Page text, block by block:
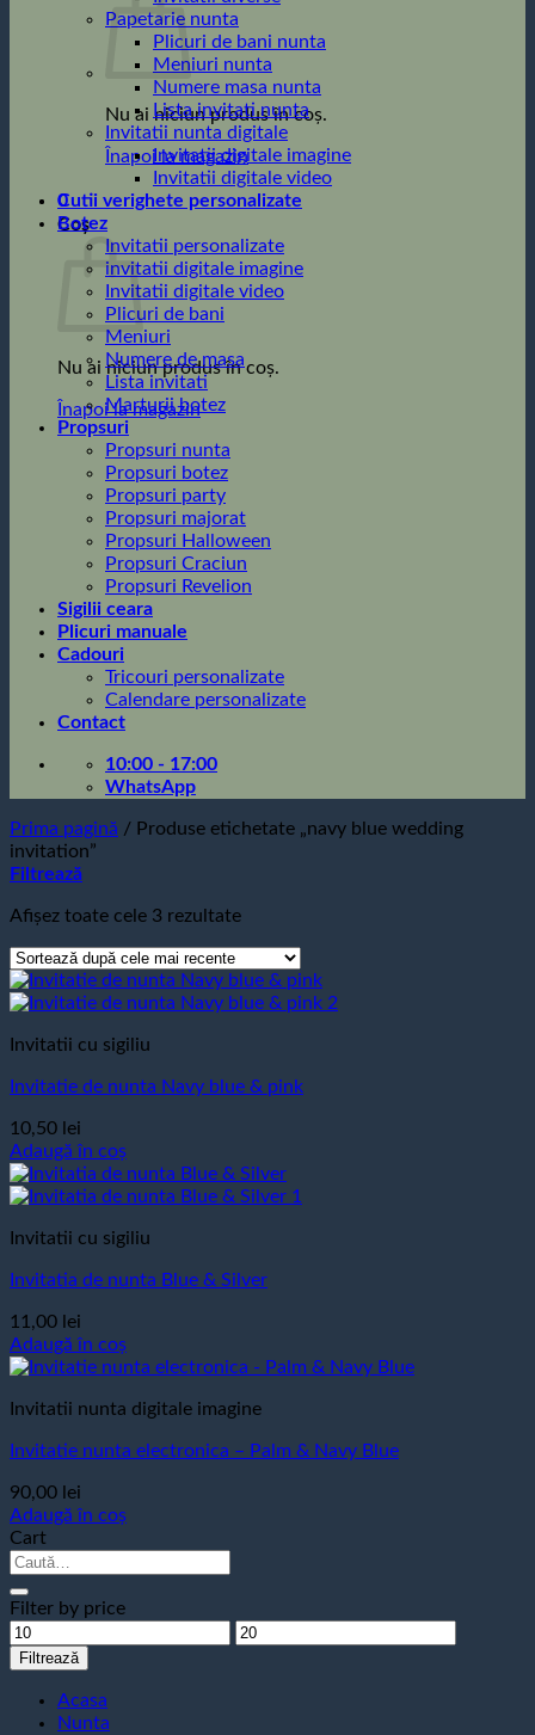
Nu ai niciun produs în coș.
Înapoi la magazin
0
Coș
Nu ai niciun produs în coș.
Înapoi la magazin
Papetarie nunta
Plicuri de bani nunta
Meniuri nunta
Numere masa nunta
Lista invitati nunta
Invitatii nunta digitale
Invitatii digitale imagine
Invitatii digitale video
Cutii verighete personalizate
Botez
Invitatii personalizate
invitatii digitale imagine
Invitatii digitale video
Plicuri de bani
Meniuri
Numere de masa
Lista invitati
Marturii botez
Propsuri
Propsuri nunta
Propsuri botez
Propsuri party
Propsuri majorat
Propsuri Halloween
Propsuri Craciun
Propsuri Revelion
Sigilii ceara
Plicuri manuale
Cadouri
Tricouri personalizate
Calendare personalizate
Contact
10:00 - 17:00
WhatsApp
Prima pagină / Produse etichetate „navy blue wedding
invitation”
Filtrează
Afișez toate cele 3 rezultateSortat
mai
recente
Invitatii cu sigiliu
Invitatie de nunta Navy blue & pink
10,50 lei
Adaugă în coș
Invitatii cu sigiliu
Invitatia de nunta Blue & Silver
11,00 lei
Adaugă în coș
Invitatii nunta digitale imagine
Invitatie nunta electronica – Palm & Navy Blue
90,00 lei
Adaugă în coș
Cart
Caută
Filter by price
Preț
minim
Preț
Filtrează
Acasa
Nunta